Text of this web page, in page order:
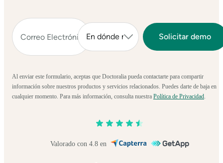
Al enviar este formulario, aceptas que Doctoralia pueda contactarte para compartir
información sobre nuestros productos y servicios relacionados. Puedes darte de baja en
cualquier momento. Para más información, consulta nuestra Política de Privacidad.
Valorado con 4.8 en